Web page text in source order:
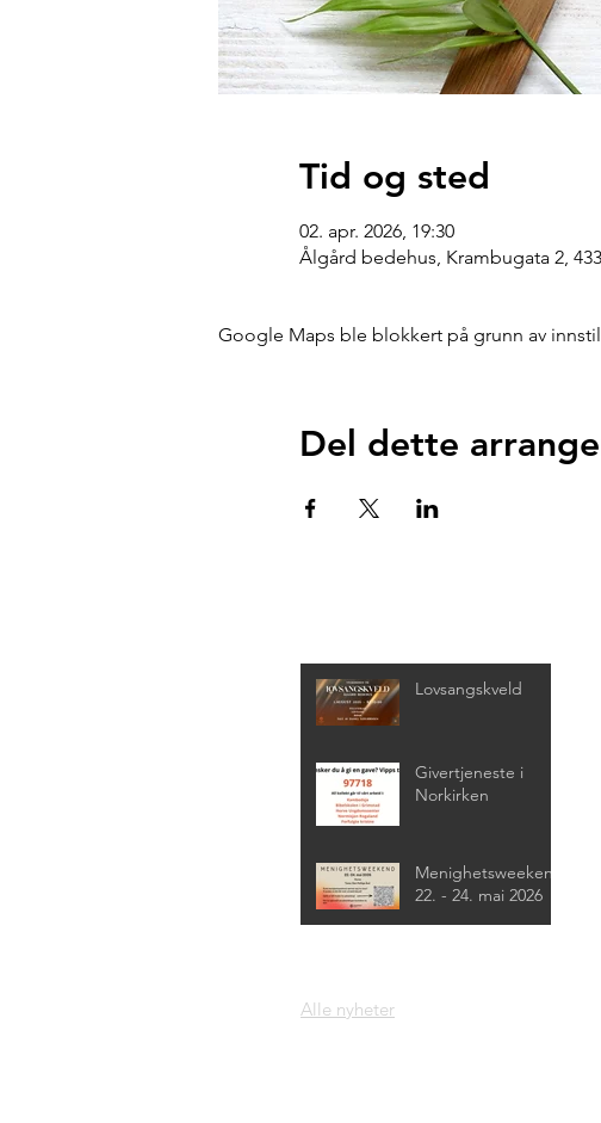
Tid og sted
02. apr. 2026, 19:30
Ålgård bedehus, Krambugata 2,
Google Maps ble blokkert på grunn av
Del dette
Lovsangskveld
Givertjeneste i
Norkirken
Menighetsweekend
22. - 24. mai 2026
Alle nyheter